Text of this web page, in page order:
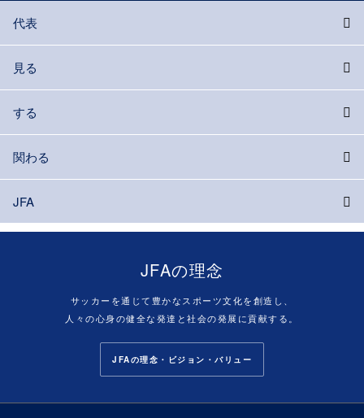
代表
見る
する
関わる
JFA
JFAの理念
サッカーを通じて豊かなスポーツ文化を創造し、
人々の心身の健全な発達と社会の発展に貢献する。
JFAの理念・ビジョン・バリュー